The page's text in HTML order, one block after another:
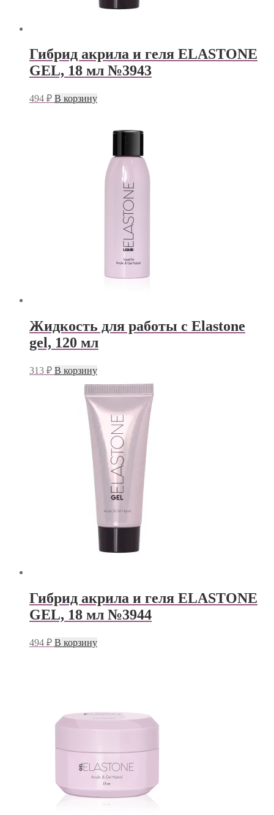
Гибрид акрила и геля ELASTONE
GEL, 18 мл №3943
494 ₽ В корзину
Жидкость для работы с Elastone
gel, 120 мл
313 ₽ В корзину
Гибрид акрила и геля ELASTONE
GEL, 18 мл №3944
494 ₽ В корзину